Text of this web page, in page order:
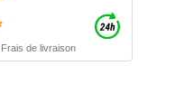
Frais de livraison